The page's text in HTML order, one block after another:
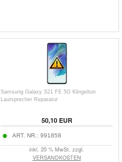
Samsung Galaxy S21 FE 5G Klingelton
Lautsprecher Reparatur
50,10 EUR
ART. NR.: 991858
inkl. 20 % MwSt. zzgl.
VERSANDKOSTEN